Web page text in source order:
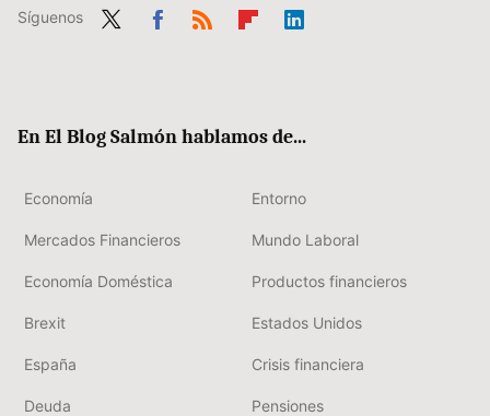
Síguenos
En El Blog Salmón hablamos de...
Economía Entorno
Mercados Financieros Mundo Laboral
Economía Doméstica Productos financieros
Brexit Estados Unidos
España Crisis financiera
Deuda Pensiones